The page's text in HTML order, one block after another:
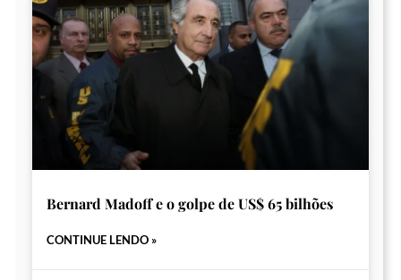
Bernard Madoff e o golpe de US$ 65 bilhões
CONTINUE LENDO »